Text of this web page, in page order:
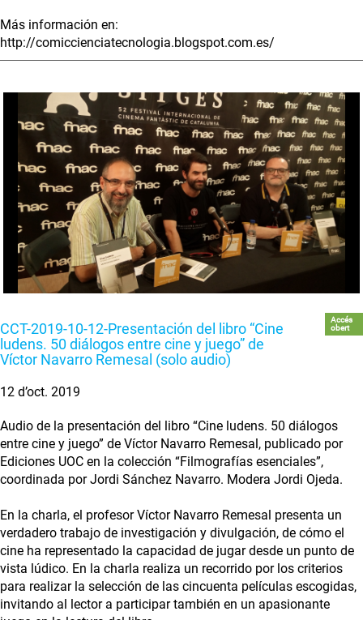
Más información en:
http://comiccienciatecnologia.blogspot.com.es/
CCT-2019-10-12-Presentación del libro “Cine
ludens. 50 diálogos entre cine y juego” de
Víctor Navarro Remesal (solo audio)
Accés
obert
12 d’oct. 2019
Audio de la presentación del libro “Cine ludens. 50 diálogos
entre cine y juego” de Víctor Navarro Remesal, publicado por
Ediciones UOC en la colección “Filmografías esenciales”,
coordinada por Jordi Sánchez Navarro. Modera Jordi Ojeda.
En la charla, el profesor Víctor Navarro Remesal presenta un
verdadero trabajo de investigación y divulgación, de cómo el
cine ha representado la capacidad de jugar desde un punto de
vista lúdico. En la charla realiza un recorrido por los criterios
para realizar la selección de las cincuenta películas escogidas,
invitando al lector a participar también en un apasionante